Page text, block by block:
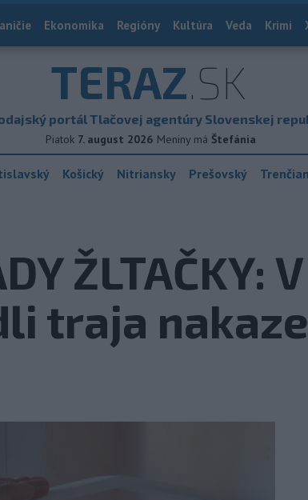
Ekonomika Regióny Kultúra Veda Krimi
TERAZ.SK
portál Tlačovej agentúry Slovenskej
Piatok 7. august 2026 Meniny má Štefánia
Košický Nitriansky Prešovský
ŽLTAČKY:
traja